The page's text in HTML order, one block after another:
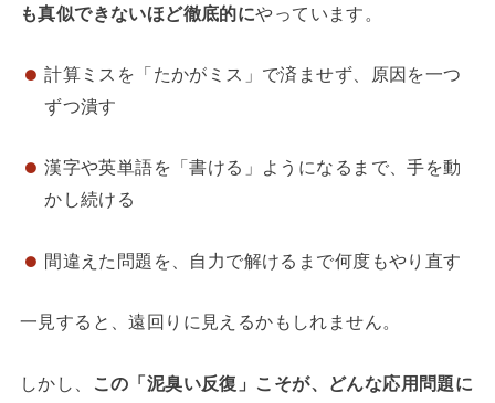
も真似できないほど徹底的にやっています。
計算ミスを「たかがミス」で済ませず、原因を一つ
ずつ潰す
漢字や英単語を「書ける」ようになるまで、手を動
かし続ける
間違えた問題を、自力で解けるまで何度もやり直す
一見すると、遠回りに見えるかもしれません。
しかし、
この「泥臭い反復」こそが、どんな応用問題に